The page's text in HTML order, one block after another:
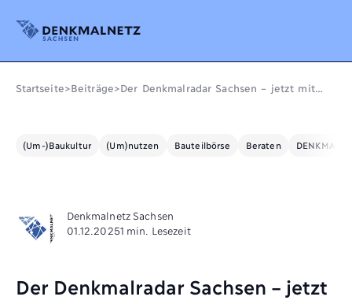
Denkmalnetz Sachsen
Startseite>Beiträge>Der Denkmalradar Sachsen – jetzt mit
(Um-)Baukultur (Um)nutzen Bauteilbörse Beraten DENKMALE
Denkmalnetz Sachsen
01.12.20251 min. Lesezeit
Der Denkmalradar Sachsen – jetzt